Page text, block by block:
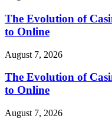
The Evolution of
to Online
August 7, 2026
The Evolution of
to Online
August 7, 2026